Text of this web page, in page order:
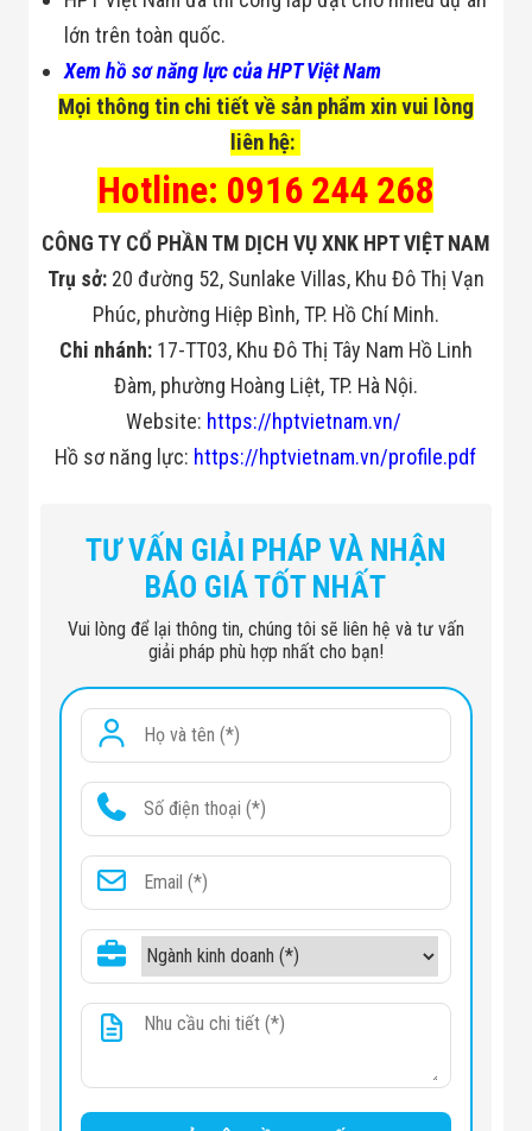
lớn trên toàn quốc.
Xem hồ sơ năng lực của HPT Việt Nam
Mọi thông tin chi tiết về sản phẩm xin vui lòng
liên hệ:
Hotline: 0916 244 268
CÔNG TY CỔ PHẦN TM DỊCH VỤ XNK HPT VIỆT NAM
Trụ sở: 20 đường 52, Sunlake Villas, Khu Đô Thị Vạn
Phúc, phường Hiệp Bình, TP. Hồ Chí Minh.
Chi nhánh:17-TT03, Khu Đô Thị Tây Nam Hồ Linh
Đàm, phường Hoàng Liệt, TP. Hà Nội.
Website: https://hptvietnam.vn/
Hồ sơ năng lực: https://hptvietnam.vn/profile.pdf
TƯ VẤN GIẢI PHÁP VÀ NHẬN
BÁO GIÁ TỐT NHẤT
Vui lòng để lại thông tin, chúng tôi sẽ liên hệ và tư vấn
giải pháp phù hợp nhất cho bạn!